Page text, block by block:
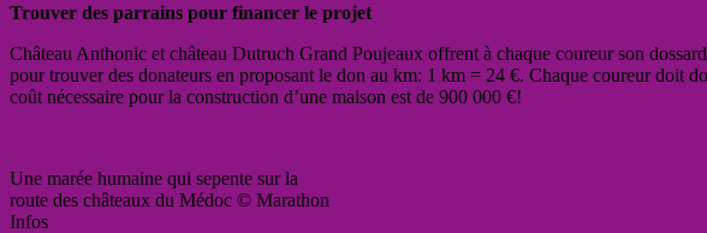
Trouver des parrains pour financer le projet
Château Anthonic et château Dutruch Grand Poujeaux offrent à chaque coureur son
pour trouver des donateurs en proposant le don au km: 1 km = 24 €. Chaque coureur doit
coût nécessaire pour la construction d’une maison est de 900 000 €!
Une marée humaine qui sepente sur la
route des châteaux du Médoc © Marathon
Infos